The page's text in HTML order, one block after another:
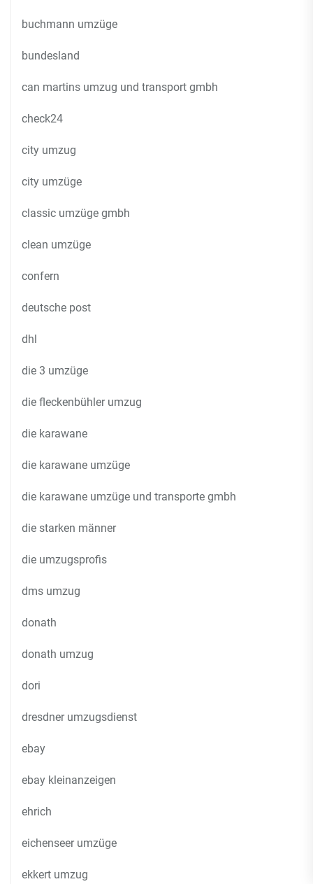
buchmann umzüge
bundesland
can martins umzug und transport gmbh
check24
city umzug
city umzüge
classic umzüge gmbh
clean umzüge
confern
deutsche post
dhl
die 3 umzüge
die fleckenbühler umzug
die karawane
die karawane umzüge
die karawane umzüge und transporte gmbh
die starken männer
die umzugsprofis
dms umzug
donath
donath umzug
dori
dresdner umzugsdienst
ebay
ebay kleinanzeigen
ehrich
eichenseer umzüge
ekkert umzug